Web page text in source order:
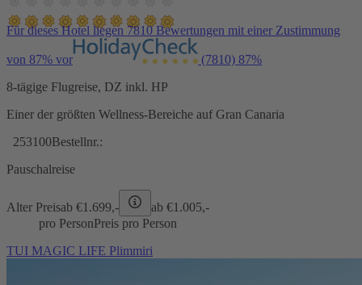
Für dieses Hotel liegen 7810 Bewertungen mit einer Zustimmung
von 87% vor (7810) 87%
8-tägige Flugreise, DZ inkl. HP
Einer der größten Wellness-Bereiche auf Gran Canaria
253100Bestellnr.:
Pauschalreise
Alter Preisab €1.699,- ab €1.005,-
pro PersonPreis pro Person
TUI MAGIC LIFE Plimmiri